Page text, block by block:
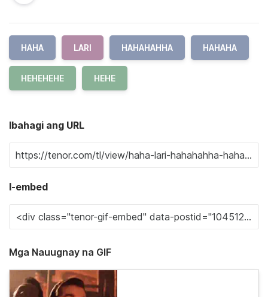
HAHA LARI HAHAHAHHA HAHAHA
HEHEHEHE HEHE
Ibahagi ang URL
I-embed
Mga Nauugnay na GIF